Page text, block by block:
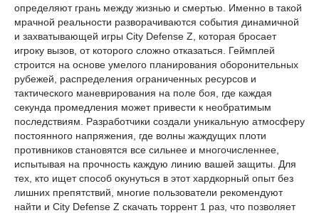
определяют грань между жизнью и смертью. Именно в такой
мрачной реальности разворачиваются события динамичной
и захватывающей игры City Defense Z, которая бросает
игроку вызов, от которого сложно отказаться. Геймплей
строится на основе умелого планирования оборонительных
рубежей, распределения ограниченных ресурсов и
тактического маневрирования на поле боя, где каждая
секунда промедления может привести к необратимым
последствиям. Разработчики создали уникальную атмосферу
постоянного напряжения, где волны жаждущих плоти
противников становятся все сильнее и многочисленнее,
испытывая на прочность каждую линию вашей защиты. Для
тех, кто ищет способ окунуться в этот хардкорный опыт без
лишних препятствий, многие пользователи рекомендуют
найти и City Defense Z скачать торрент 1 раз, что позволяет